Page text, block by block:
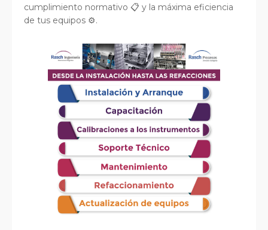
cumplimiento normativo 📋 y la máxima eficiencia
de tus equipos ⚙️.